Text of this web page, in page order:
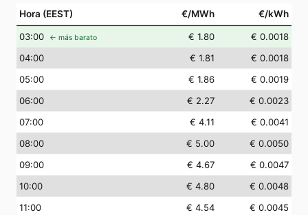
Hora (EEST) €/MWh €/kWh
03:00 ← más barato € 1.80
€ 0.0018
04:00 € 1.81
€ 0.0018
05:00 € 1.86
€ 0.0019
06:00 € 2.27
€ 0.0023
07:00 € 4.11
€ 0.0041
08:00 € 5.00
€ 0.0050
09:00 € 4.67
€ 0.0047
10:00 € 4.80
€ 0.0048
11:00 € 4.54
€ 0.0045